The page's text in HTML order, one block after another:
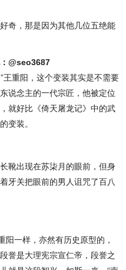
奇，那是因为其他几位五绝能
@seo3687
王重阳，这个变装其实是不需要
说念主的一代宗匠，他被定位
就好比《倚天屠龙记》中的武
变装。
靴出现在苏柒月的眼前，但身
牙关把眼前的男人诅咒了百八
阳一样，亦然有历史原型的，
誉是大理宪宗宣仁帝，段誉之